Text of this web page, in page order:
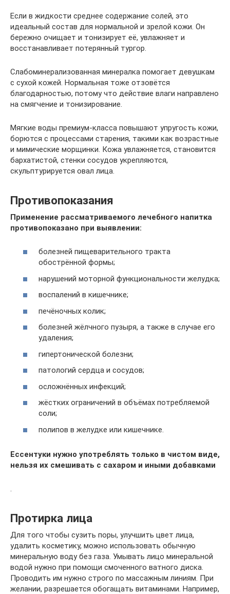
Если в жидкости среднее содержание солей, это
идеальный состав для нормальной и зрелой кожи. Он
бережно очищает и тонизирует её, увлажняет и
восстанавливает потерянный тургор.
Слабоминерализованная минералка помогает девушкам
с сухой кожей. Нормальная тоже отзовётся
благодарностью, потому что действие влаги направлено
на смягчение и тонизирование.
Мягкие воды премиум-класса повышают упругость кожи,
борются с процессами старения, такими как возрастные
и мимические морщинки. Кожа увлажняется, становится
бархатистой, стенки сосудов укрепляются,
скульптурируется овал лица.
Противопоказания
Применение рассматриваемого лечебного напитка
противопоказано при выявлении:
болезней пищеварительного тракта
обострённой формы;
нарушений моторной функциональности желудка;
воспалений в кишечнике;
печёночных колик;
болезней жёлчного пузыря, а также в случае его
удаления;
гипертонической болезни;
патологий сердца и сосудов;
осложнённых инфекций;
жёстких ограничений в объёмах потребляемой
соли;
полипов в желудке или кишечнике.
Ессентуки нужно употреблять только в чистом виде,
нельзя их смешивать с сахаром и иными добавками
.
Протирка лица
Для того чтобы сузить поры, улучшить цвет лица,
удалить косметику, можно использовать обычную
минеральную воду без газа. Умывать лицо минеральной
водой нужно при помощи смоченного ватного диска.
Проводить им нужно строго по массажным линиям. При
желании, разрешается обогащать витаминами. Например,